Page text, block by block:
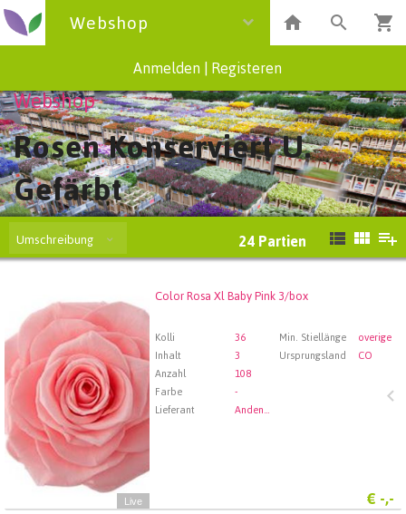
Webshop
Anmelden Registeren
Webshop
Rosen Konserviert U.
Gefärbt
Umschreibung 24 Partien
Live
Color Rosa Xl Baby Pink 3/box
Kolli 36 Min. Stiellänge
overige
Inhalt
3 Ursprungsland
CO
Anzahl
108
Farbe
-
Lieferant
Andenstolz Handel GmbH
€ -,-
Color Rosa Xl Baby Pink 3/box
Wählen Sie zuerst ein Abfartdatum.